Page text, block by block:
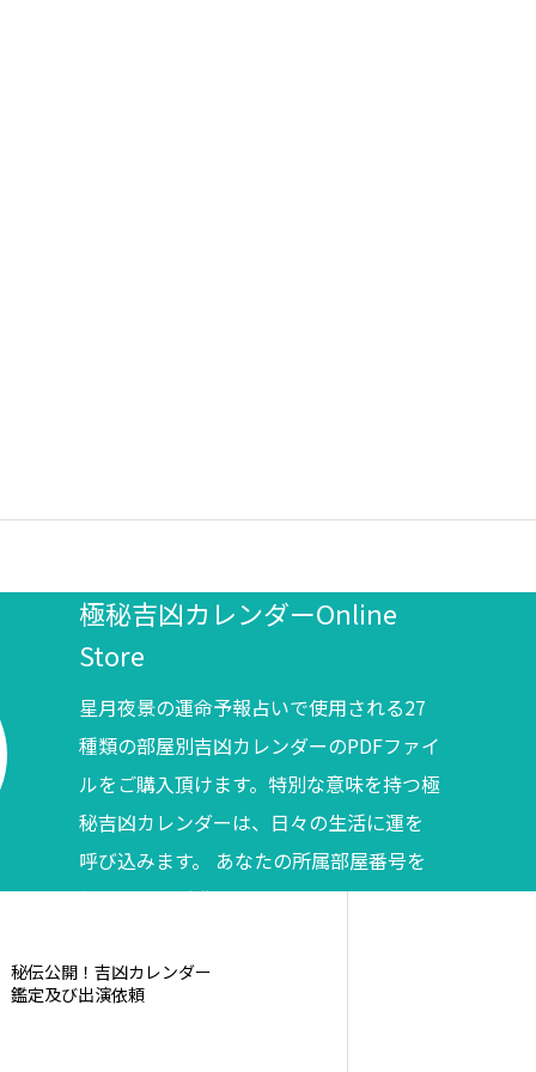
極秘吉凶カレンダーOnline
Store
星月夜景の運命予報占いで使用される27
種類の部屋別吉凶カレンダーのPDFファイ
ルをご購入頂けます。特別な意味を持つ極
秘吉凶カレンダーは、日々の生活に運を
呼び込みます。 あなたの所属部屋番号を
調べてからご購入ください。
秘伝公開！吉凶カレンダー
鑑定及び出演依頼